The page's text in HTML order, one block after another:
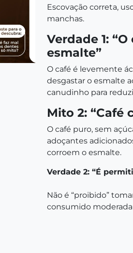
Escovação correta,
manchas.
Verdade 1:
esmalte”
O café é levemente
desgastar o esmalte
canudinho para
Mito 2: “Café
O café puro, sem
adoçantes
corroem o esmalte.
Verdade 2: “É
Não é “proibido”
consumido